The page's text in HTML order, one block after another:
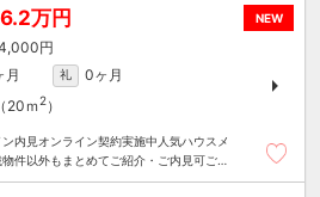
NEW
6.2万円
円
月 礼
0ヶ月
20ｍ 2）
内見オンライン契約実施中人気ハウスメ
件以外もまとめてご紹介・ご内見可ご予